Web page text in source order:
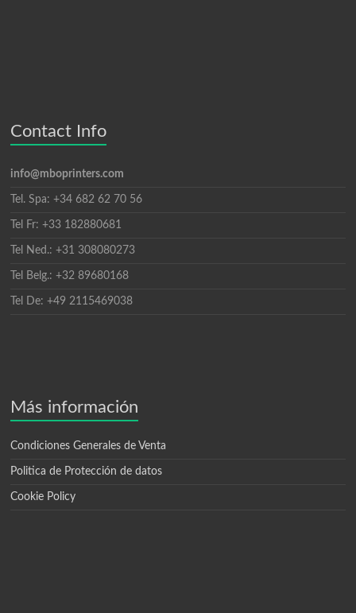
Contact Info
info@mboprinters.com
Tel. Spa: +34 682 62 70 56
Tel Fr: +33 182880681
Tel Ned.: +31 308080273
Tel Belg.: +32 89680168
Tel De: +49 2115469038
Más información
Condiciones Generales de Venta
Politica de Protección de datos
Cookie Policy